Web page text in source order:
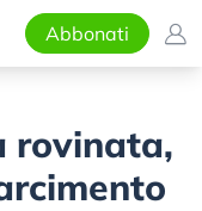
Abbonati
rovinata,